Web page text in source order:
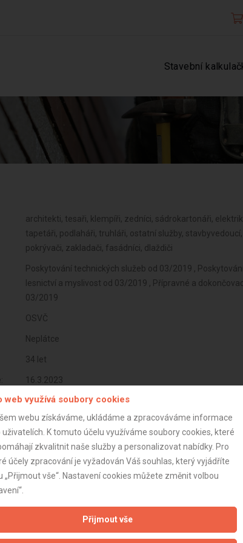
Stavební
architekti, tesaři, klempíři, zedníci, sádrokartonáři,
tapetáři, podlaháři, truhláři, ostatní služby,
pokrývači, zakladači, fasádníci, dlaždiči
Poskytování technických služeb od 03/2019 ,
lesnictví a myslivost od 03/2019 , Přípravné a
03/2019
OSVČ
Neplátce
34 let
16.3.2023
web využívá soubory cookies
webu získáváme, ukládáme a zpracováváme informace
uživatelích. K tomuto účelu využíváme soubory cookies, které
zkvalitnit naše služby a personalizovat nabídky. Pro
účely zpracování je vyžadován Váš souhlas, který vyjádříte
„Přijmout vše“. Nastavení cookies můžete změnit volbou
Přijmout vše